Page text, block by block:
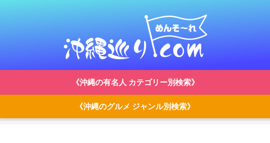
《沖縄の有名人 カテゴリー別検索》
《沖縄のグルメ ジャンル別検索》